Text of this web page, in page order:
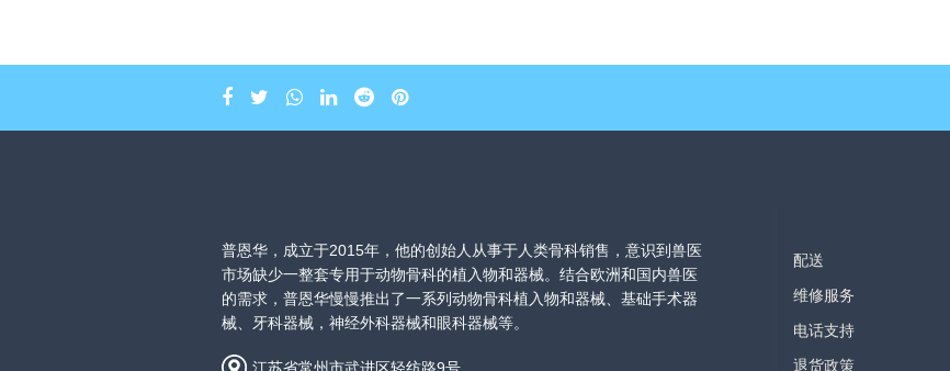
普恩华，成立于2015年，他的创始人从事于人类骨科销售，意识到兽医
市场缺少一整套专用于动物骨科的植入物和器械。结合欧洲和国内兽医
的需求，普恩华慢慢推出了一系列动物骨科植入物和器械、基础手术器
械、牙科器械，神经外科器械和眼科器械等。
配送
维修服务
电话支持
退货政策